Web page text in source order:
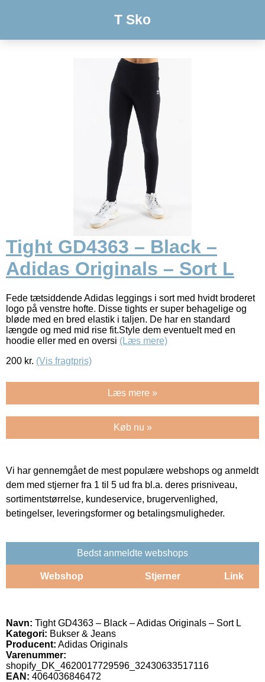
T Sko
Tight GD4363 – Black –
Adidas Originals – Sort L
Fede tætsiddende Adidas leggings i sort med hvidt broderet
logo på venstre hofte. Disse tights er super behagelige og
bløde med en bred elastik i taljen. De har en standard
længde og med mid rise fit.Style dem eventuelt med en
hoodie eller med en oversi (Læs mere)
200 kr. (Vis fragtpris)
Læs mere »
Køb nu »
Vi har gennemgået de mest populære webshops og anmeldt
dem med stjerner fra 1 til 5 ud fra bl.a. deres prisniveau,
sortimentstørrelse, kundeservice, brugervenlighed,
betingelser, leveringsformer og betalingsmuligheder.
Bedst anmeldte webshops
Webshop Stjerner Link
Navn: Tight GD4363 – Black – Adidas Originals – Sort L
Kategori: Bukser & Jeans
Producent: Adidas Originals
Varenummer:
shopify_DK_4620017729596_32430633517116
EAN: 4064036846472